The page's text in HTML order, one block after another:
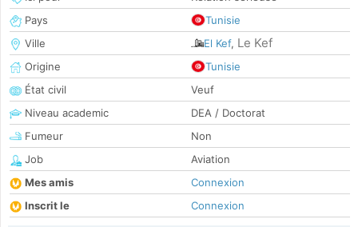
Pays
Tunisie
Ville
El Kef, Le Kef
Origine
Tunisie
État civil
Veuf
Niveau academic
DEA / Doctorat
Fumeur
Non
Job
Aviation
Mes amis
Connexion
Inscrit le
Connexion